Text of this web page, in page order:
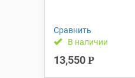
Сравнить
В наличии
13,550 Р